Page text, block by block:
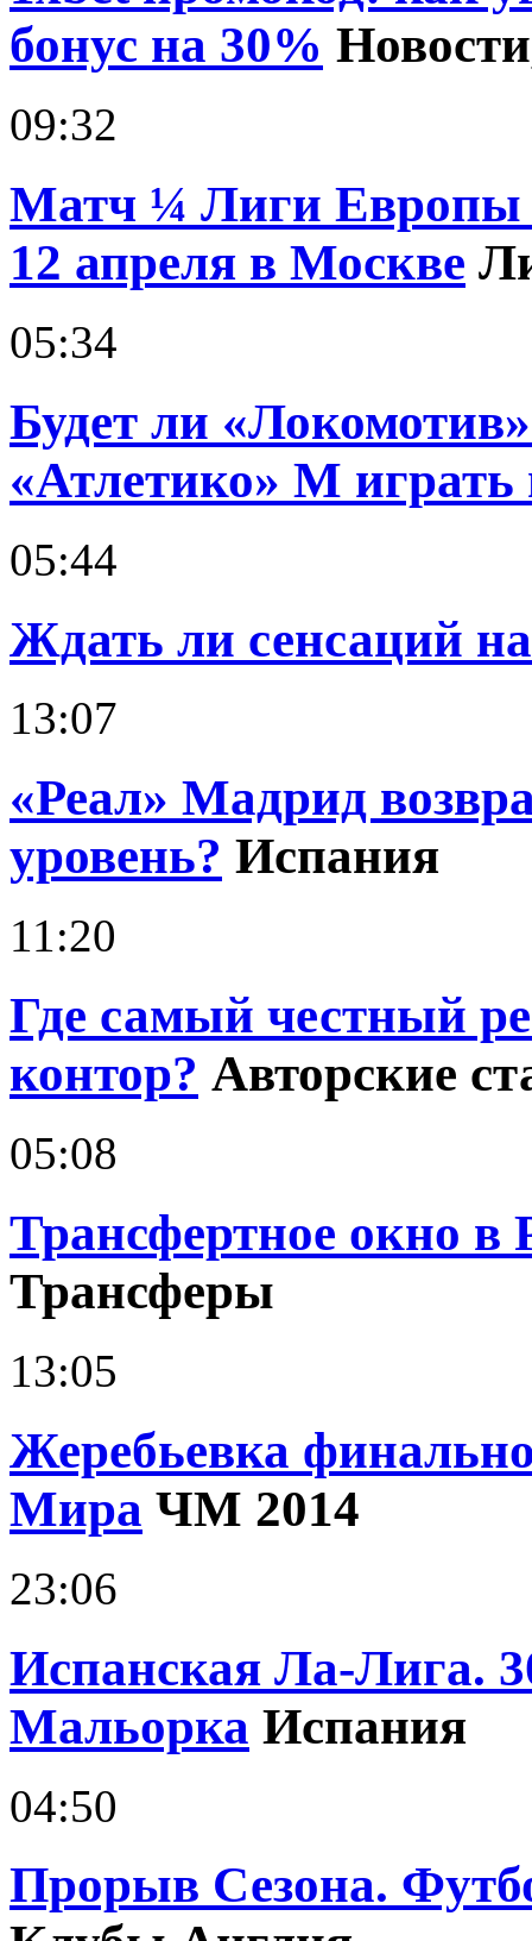
бонус на 30%
09:32
Матч ¼ Лиги Европы
12 апреля в Москве
05:34
Будет ли
«Атлетико» М играть
05:44
Ждать ли сенсаций
13:07
«Реал» Мадрид
уровень? Испания
11:20
Где самый честный
контор? Авторские
05:08
Трансфертное окно
Трансферы
13:05
Жеребьевка
Мира ЧМ 2014
23:06
Испанская Ла-Лига.
Мальорка Испания
04:50
Прорыв Сезона.